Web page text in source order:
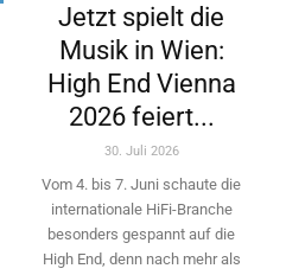
Jetzt spielt die
Musik in Wien:
High End Vienna
2026 feiert...
30. Juli 2026
Vom 4. bis 7. Juni schaute die
internationale HiFi-Branche
besonders gespannt auf die
High End, denn nach mehr als